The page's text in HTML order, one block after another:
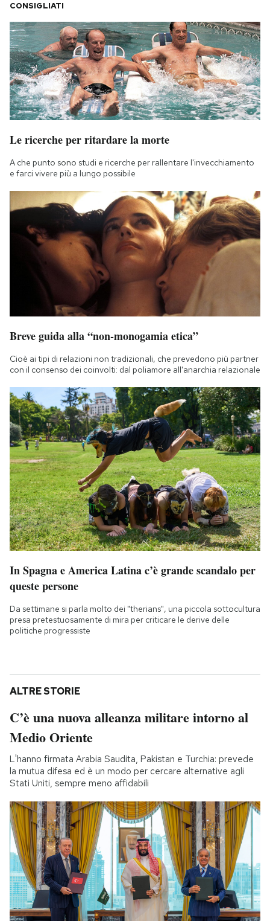
CONSIGLIATI
Le ricerche per ritardare la morte
A che punto sono studi e ricerche per rallentare l'invecchiamento
e farci vivere più a lungo possibile
Breve guida alla “non-monogamia etica”
Cioè ai tipi di relazioni non tradizionali, che prevedono più partner
con il consenso dei coinvolti: dal poliamore all'anarchia relazionale
In Spagna e America Latina c’è grande scandalo per
queste persone
Da settimane si parla molto dei "therians", una piccola sottocultura
presa pretestuosamente di mira per criticare le derive delle
politiche progressiste
ALTRE STORIE
C’è una nuova alleanza militare intorno al
Medio Oriente
L'hanno firmata Arabia Saudita, Pakistan e Turchia: prevede
la mutua difesa ed è un modo per cercare alternative agli
Stati Uniti, sempre meno affidabili